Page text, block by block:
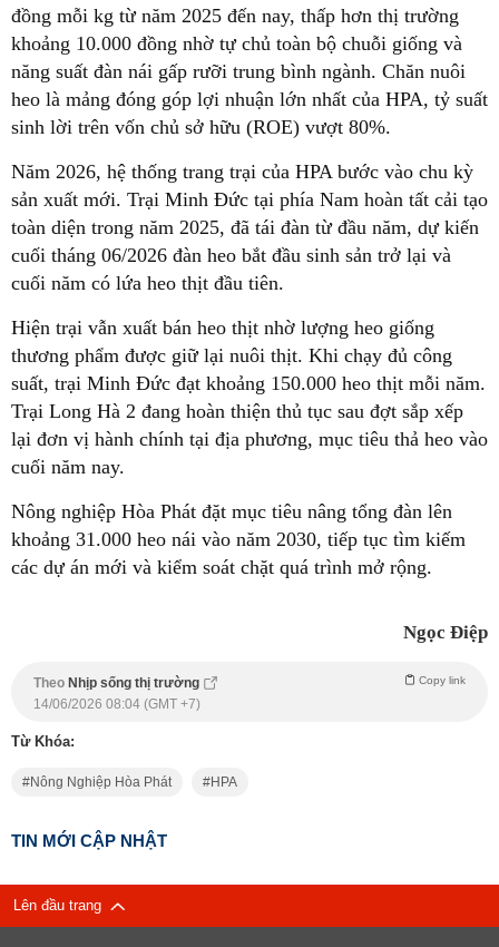
đồng mỗi kg từ năm 2025 đến nay, thấp hơn thị trường
khoảng 10.000 đồng nhờ tự chủ toàn bộ chuỗi giống và
năng suất đàn nái gấp rưỡi trung bình ngành. Chăn nuôi
heo là mảng đóng góp lợi nhuận lớn nhất của HPA, tỷ suất
sinh lời trên vốn chủ sở hữu (ROE) vượt 80%.
Năm 2026, hệ thống trang trại của HPA bước vào chu kỳ
sản xuất mới. Trại Minh Đức tại phía Nam hoàn tất cải tạo
toàn diện trong năm 2025, đã tái đàn từ đầu năm, dự kiến
cuối tháng 06/2026 đàn heo bắt đầu sinh sản trở lại và
cuối năm có lứa heo thịt đầu tiên.
Hiện trại vẫn xuất bán heo thịt nhờ lượng heo giống
thương phẩm được giữ lại nuôi thịt. Khi chạy đủ công
suất, trại Minh Đức đạt khoảng 150.000 heo thịt mỗi năm.
Trại Long Hà 2 đang hoàn thiện thủ tục sau đợt sắp xếp
lại đơn vị hành chính tại địa phương, mục tiêu thả heo vào
cuối năm nay.
Nông nghiệp Hòa Phát đặt mục tiêu nâng tổng đàn lên
khoảng 31.000 heo nái vào năm 2030, tiếp tục tìm kiếm
các dự án mới và kiểm soát chặt quá trình mở rộng.
Ngọc Điệp
Theo Nhịp sống thị trường Copy link
14/06/2026 08:04 (GMT +7)
Từ Khóa:
Nông Nghiệp Hòa Phát HPA
TIN MỚI CẬP NHẬT
Lên đầu trang